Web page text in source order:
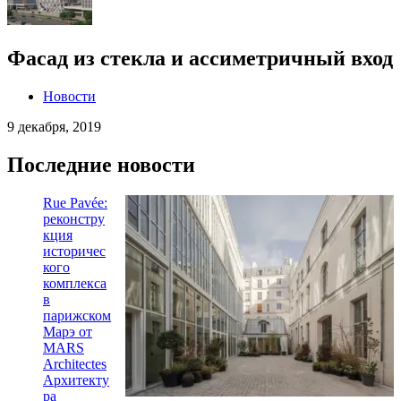
Фасад из стекла и ассиметричный вход
Новости
9 декабря, 2019
Последние новости
Rue Pavée:
реконстру
кция
историчес
кого
комплекса
в
парижском
Марэ от
MARS
Architectes
Архитекту
ра